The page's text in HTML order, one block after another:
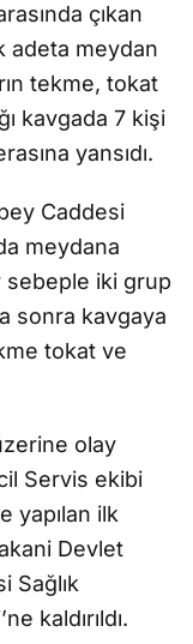
çıkan
adeta meydan
tekme, tokat
kavgada 7 kişi
yansıdı.
Caddesi
meydana
iki grup
sonra kavgaya
tokat ve
olay
Servis ekibi
yapılan ilk
Devlet
Sağlık
kaldırıldı.